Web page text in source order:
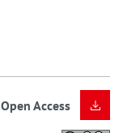
Open Access